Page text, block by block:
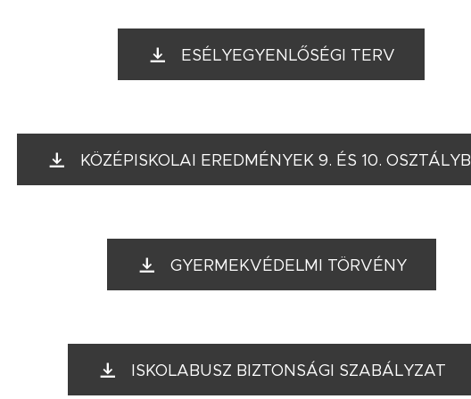
ESÉLYEGYENLŐSÉGI TERV
KÖZÉPISKOLAI EREDMÉNYEK 9. ÉS 10.
GYERMEKVÉDELMI TÖRVÉNY
ISKOLABUSZ BIZTONSÁGI SZABÁLYZAT